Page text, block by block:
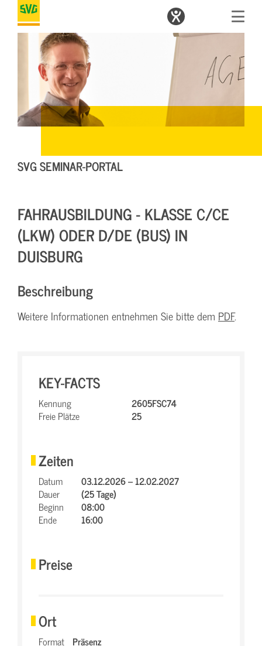
SVG SEMINAR-PORTAL
FAHRAUSBILDUNG - KLASSE C/CE
(LKW) ODER D/DE (BUS) IN
DUISBURG
Beschreibung
Weitere Informationen entnehmen Sie bitte dem PDF.
KEY-FACTS
Kennung
2605FSC74
Freie Plätze
25
Zeiten
Datum
03.12.2026 – 12.02.2027
Dauer
(25 Tage)
Beginn
08:00
Ende
16:00
Preise
Ort
Format Präsenz